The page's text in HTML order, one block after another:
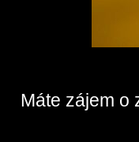
Máte zájem o